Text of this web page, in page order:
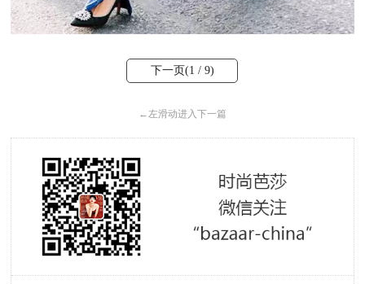
下一页(1 / 9)
←左滑动进入下一篇